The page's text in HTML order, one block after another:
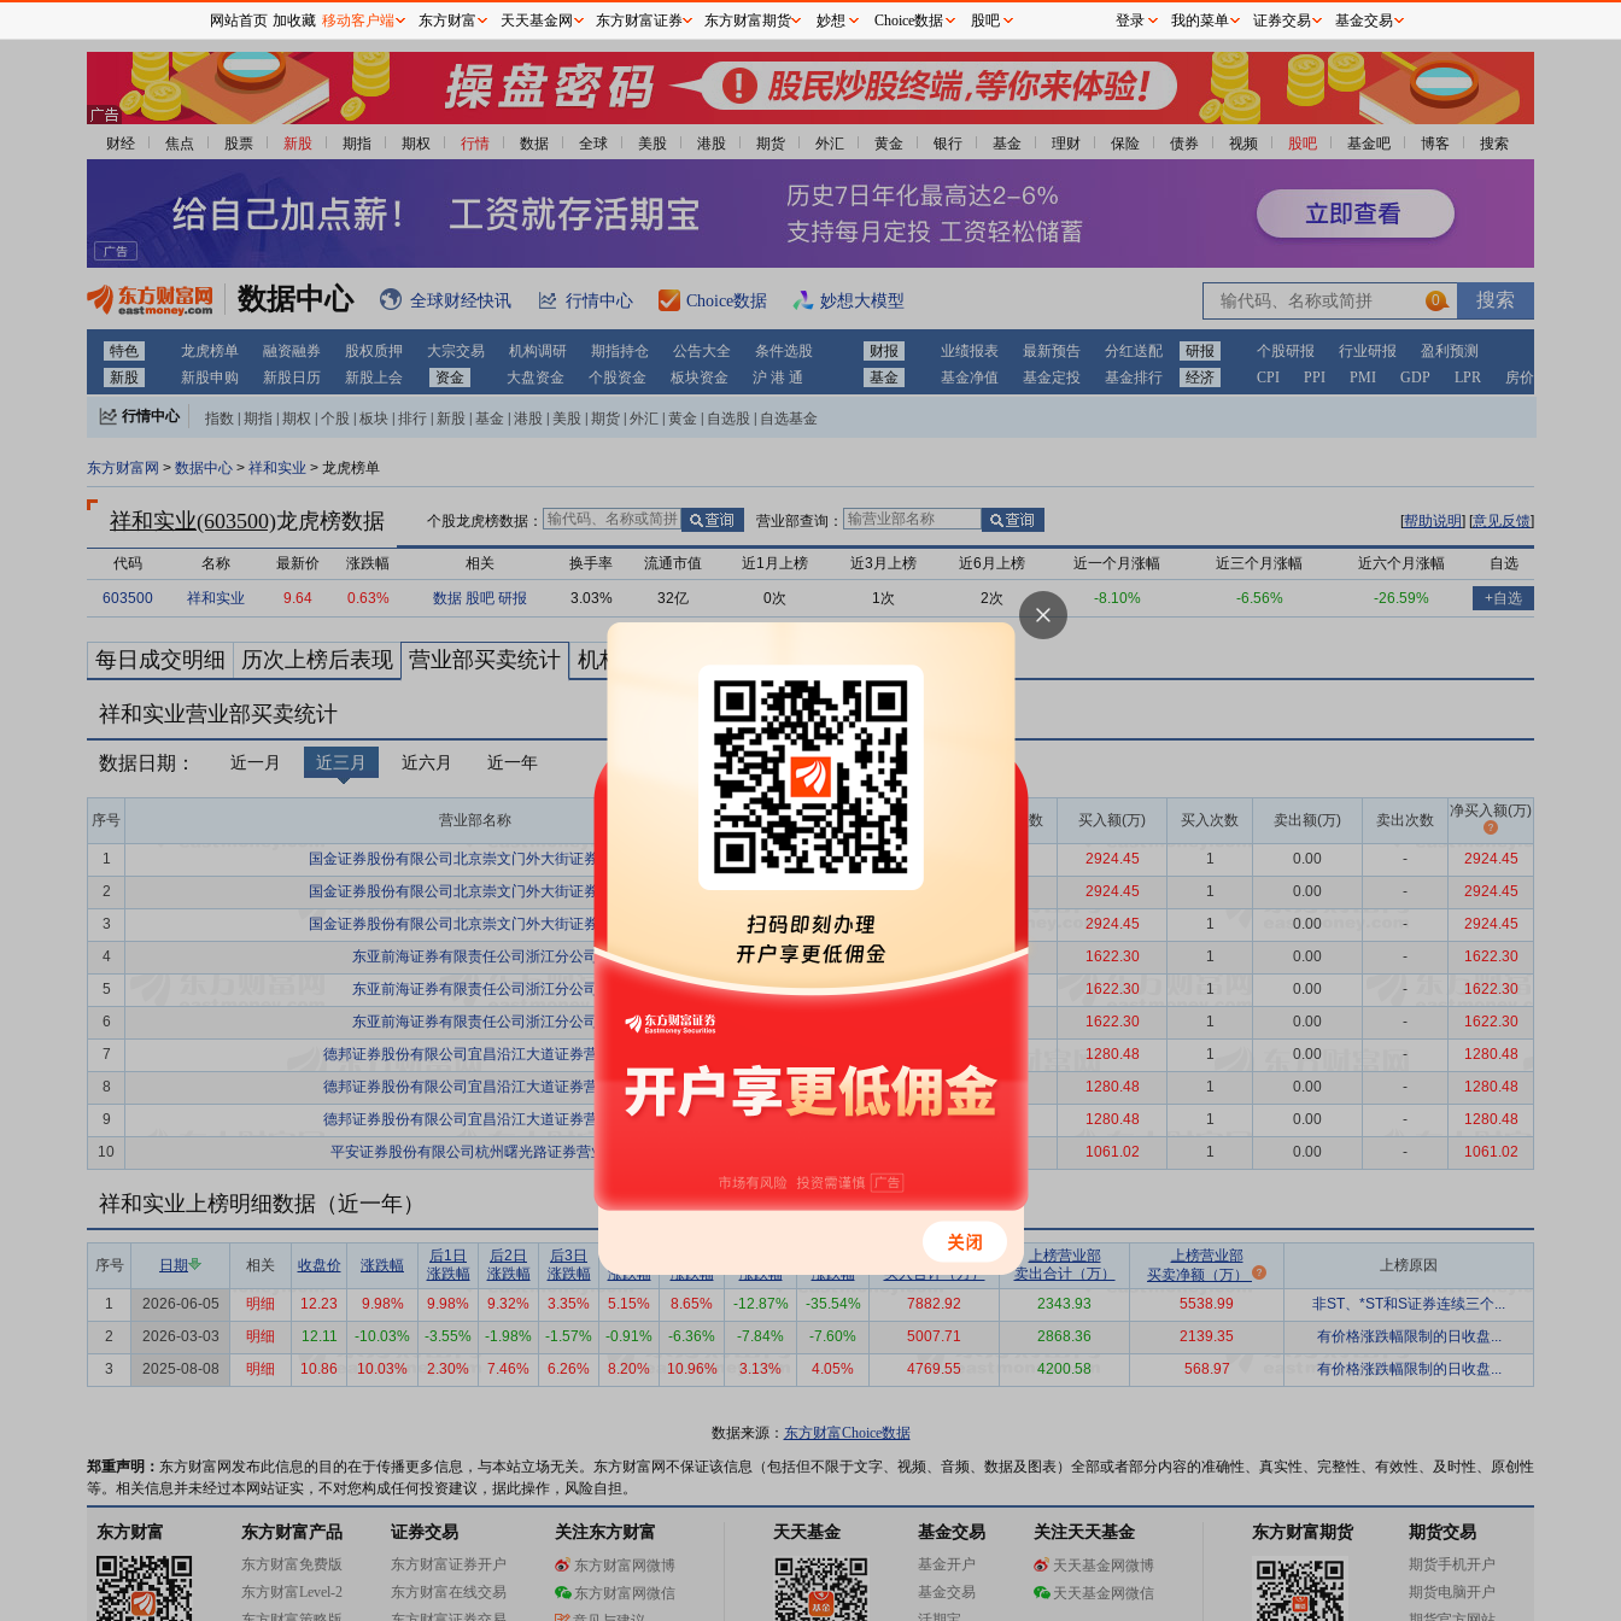
财经 焦点 股票 新股 期指 期权 行情 数据 全球 美股 港股 期货 外汇 黄金 银行 基金 理财 保险 债券 视频 股吧 基金吧 博客 搜索
数据中心 全球财经快讯 行情中心 Choice数据 妙想大模型 0
特色 龙虎榜单 融资融券 股权质押 大宗交易 机构调研 期指持仓 公告大全 条件选股 财报 业绩报表 最新预告 分红送配 研报 个股研报 行业研报
盈利预测
新股
新股申购 新股日历 新股上会 资金 大盘资金 个股资金 板块资金 沪 港 通 基金 基金净值 基金定投 基金排行 经济 CPI PPI PMI GDP LPR 房价
行情中心 指数 期指 期权 个股 板块 排行 新股 基金 港股 美股 期货 外汇 黄金 自选股 自选基金
东方财富网 > 数据中心 > 祥和实业 > 龙虎榜单
祥和实业(603500)龙虎榜数据 个股龙虎榜数据： 营业部查询： [帮助说明] [意见反馈]
代码 名称 最新价 涨跌幅 相关 换手率 流通市值 近1月上榜 近3月上榜 近6月上榜 近一个月涨幅 近三个月涨幅 近六个月涨幅 自选
603500 祥和实业 9.64 0.63% 数据 股吧 研报 3.03% 32亿 0次 1次 2次 -8.10% -6.56% -26.59% +自选
每日成交明细 历次上榜后表现 营业部买卖统计 机构买卖统计 最新公告
祥和实业营业部买卖统计
数据日期： 近一月 近三月 近六月 近一年
序号 营业部名称 龙虎榜成交金额(万) 上榜次数 买入额(万) 买入次数 卖出额(万) 卖出次数
净买入额(万)
1 国金证券股份有限公司北京崇文门外大街证券营业部 2924.45 2924.45 1 0.00 -
2924.45
2
国金证券股份有限公司北京崇文门外大街证券营业部 2924.45 2924.45 1 0.00 -
2924.45
3
国金证券股份有限公司北京崇文门外大街证券营业部 2924.45 2924.45 1 0.00 -
2924.45
4
东亚前海证券有限责任公司浙江分公司 1622.30 1 1622.30 1 0.00 -
1622.30
5
东亚前海证券有限责任公司浙江分公司 1622.30 1622.30 1 0.00 -
1622.30
6
东亚前海证券有限责任公司浙江分公司 1622.30 1 0.00 -
1622.30
7
德邦证券股份有限公司宜昌沿江大道证券营业部 1280.48 1 0.00 -
1280.48
8
德邦证券股份有限公司宜昌沿江大道证券营业部 1280.48 1280.48 1 0.00 -
1280.48
9
德邦证券股份有限公司宜昌沿江大道证券营业部 1280.48 1280.48 1 0.00 -
1280.48
10
平安证券股份有限公司杭州曙光路证券营业部 1061.02 1 0.00 - 1061.02
祥和实业上榜明细数据（近一年）
序号 日期 相关 收盘价 涨跌幅
后1日
涨跌幅
后2日
涨跌幅
后3日
涨跌幅
涨跌幅
涨跌幅
涨跌幅
涨跌幅
上榜营业部
买入合计（万）
上榜营业部
卖出合计（万）
上榜营业部
买卖净额（万）
上榜原因
1 2026-06-05 明细 12.23 9.98% 9.98% 9.32% 3.35% 5.15% 8.65% -12.87% -35.54% 7882.92 2343.93 5538.99
非ST、*ST和S证券连续三个...
2
2026-03-03 明细 12.11 -10.03% -3.55% -1.98% -1.57% -0.91% -6.36% -7.84% -7.60% 5007.71 2868.36 2139.35
有价格涨跌幅限制的日收盘...
3
2025-08-08 明细 10.86 10.03% 2.30% 7.46% 6.26% 8.20% 10.96% 3.13% 4.05% 4769.55 4200.58 568.97 有价格涨跌幅限制的日收盘...
数据来源： 东方财富Choice数据
郑重声明： 东方财富网发布此信息的目的在于传播更多信息，与本站立场无关。东方财富网不保证该信息（包括但不限于文字、视频、音频、数据及图表）全部或者部分内容的准确性、真实性、完整性、有效性、及时性、原创性
等。相关信息并未经过本网站证实，不对您构成任何投资建议，据此操作，风险自担。
网站首页 加收藏 移动客户端 东方财富 天天基金网 东方财富证券 东方财富期货 妙想 Choice数据 股吧 登录 我的菜单 证券交易 基金交易